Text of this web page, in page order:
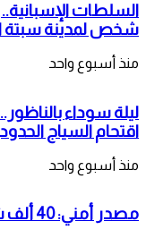
شخص لمدينة سبتة
منذ أسبوع واحد
ليلة سوداء
اقتحام السياج
منذ أسبوع واحد
مصدر أمني: 40 ألف شخص اقتحموا سبتة